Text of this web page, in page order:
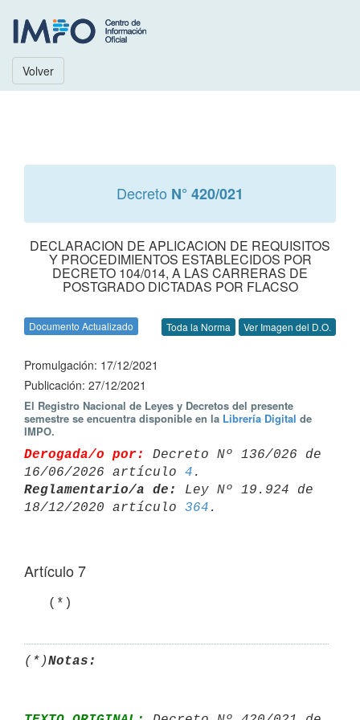
Volver
Decreto N° 420/021
DECLARACION DE APLICACION DE REQUISITOS
Y PROCEDIMIENTOS ESTABLECIDOS POR
DECRETO 104/014, A LAS CARRERAS DE
POSTGRADO DICTADAS POR FLACSO
Documento Actualizado Toda la Norma Ver Imagen del D.O.
Promulgación: 17/12/2021
Publicación: 27/12/2021
El Registro Nacional de Leyes y Decretos del presente
semestre se encuentra disponible en la Librería Digital de
IMPO.
Derogada/o por:
Decreto Nº 136/026 de
16/06/2026 artículo 4
Reglamentario/a de:
Ley Nº 19.924 de
18/12/2020 artículo 364
Artículo 7
   (*)
(*)Notas: